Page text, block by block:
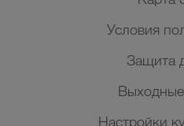
Условия
Защита
Настройки